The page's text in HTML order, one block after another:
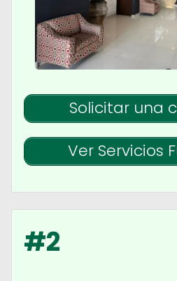
Solicitar una
Ver Servicios
#2